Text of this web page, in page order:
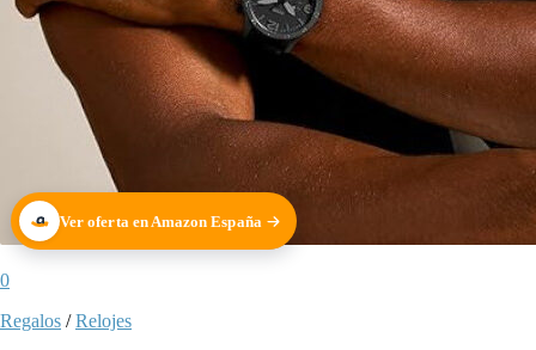
Ver oferta en Amazon España
0
Regalos /Relojes